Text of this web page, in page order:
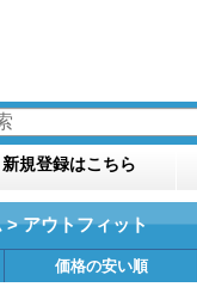
新規登録はこちら
> アウトフィット
価格の安い順